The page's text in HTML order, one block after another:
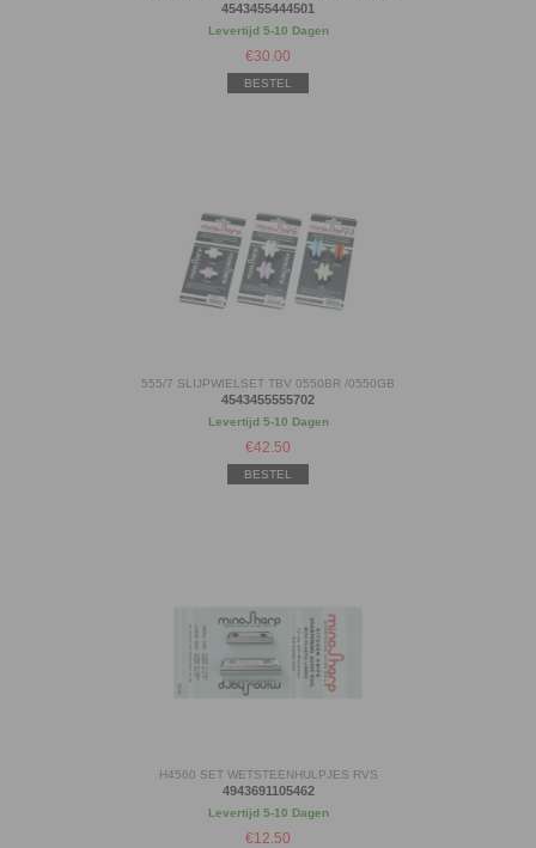
4543455444501
Levertijd 5-10 Dagen
€30.00
BESTEL
555/7 SLIJPWIELSET TBV 0550BR /0550GB
4543455555702
Levertijd 5-10 Dagen
€42.50
BESTEL
H4560 SET WETSTEENHULPJES RVS
4943691105462
Levertijd 5-10 Dagen
€12.50